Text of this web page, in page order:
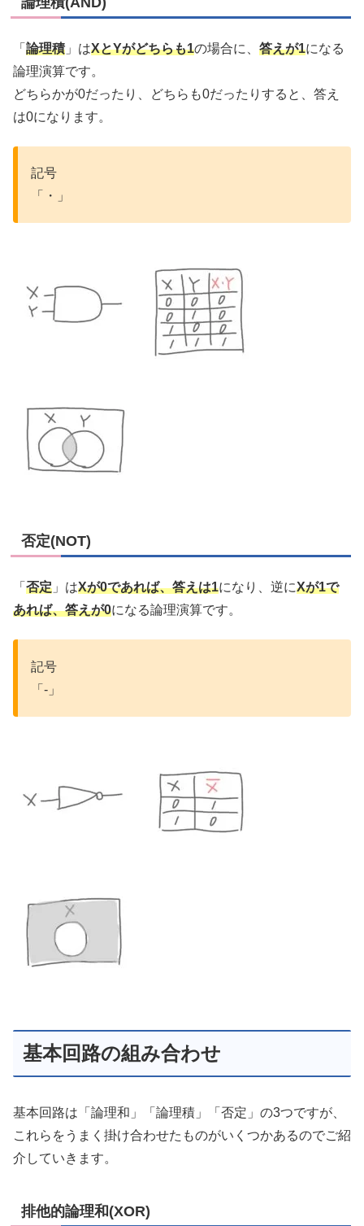
「 論理積 」はXとYがどちらも1の場合に、 答えが1になる
論理演算です。
どちらかが0だったり、どちらも0だったりすると、答え
は0になります。
記号
「・」
否定(NOT)
「 否定 」はXが0であれば、答えは1になり、逆にXが1で
あれば、答えが0になる論理演算です。
記号
「-」
基本回路の組み合わせ
基本回路は「論理和」「論理積」「否定」の3つですが、
これらをうまく掛け合わせたものがいくつかあるのでご紹
介していきます。
排他的論理和(XOR)